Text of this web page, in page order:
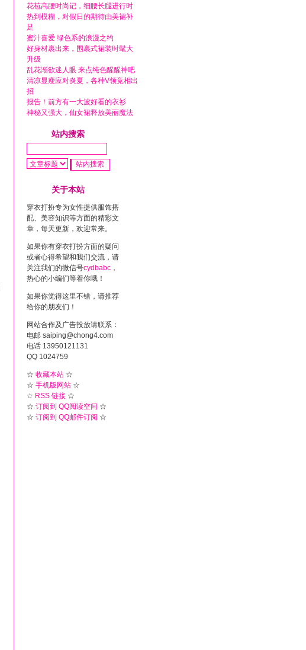
花苞高腰时尚记，细腰长腿进行时
热到模糊，对假日的期待由美裙补
足
蜜汁喜爱 绿色系的浪漫之约
好身材裹出来，围裹式裙装时髦大
升级
乱花渐欲迷人眼 来点纯色醒醒神吧
清凉显瘦应对炎夏，各种V领竞相出
招
报告！前方有一大波好看的衣衫
神秘又强大，仙女裙释放美丽魔法
站内搜索
关于本站
穿衣打扮专为女性提供服饰搭
配、美容知识等方面的精彩文
章，每天更新，欢迎常来。
如果你有穿衣打扮方面的疑问
或者心得希望和我们交流，请
关注我们的微信号cydbabc ，
热心的小编们等着你哦！
如果你觉得这里不错，请推荐
给你的朋友们！
网站合作及广告投放请联系：
电邮 saiping@chong4.com
电话 13950121131
QQ 1024759
☆ 收藏本站 ☆
☆ 手机版网站 ☆
☆ RSS 链接 ☆
☆ 订阅到 QQ阅读空间 ☆
☆ 订阅到 QQ邮件订阅 ☆